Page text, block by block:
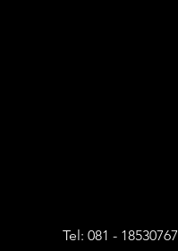
Tel: 081 - 18530767